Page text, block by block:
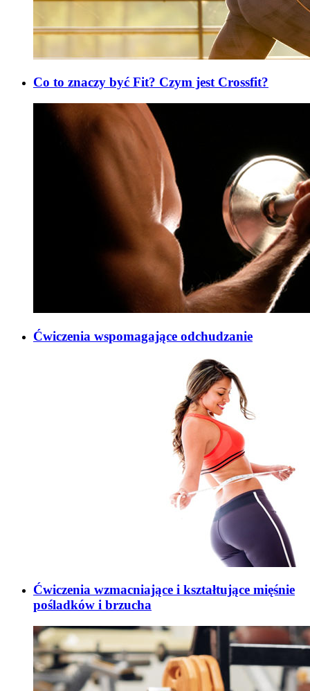
Co to znaczy być Fit? Czym jest Crossfit?
Ćwiczenia wspomagające odchudzanie
Ćwiczenia wzmacniające i kształtujące mięśnie
pośladków i brzucha